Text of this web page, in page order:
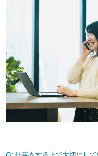
Q: 仕事をする上で大切にし